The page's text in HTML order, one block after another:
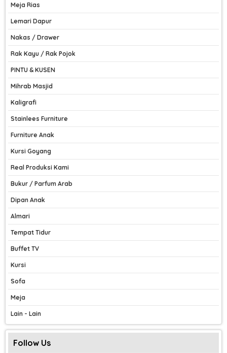
Meja Rias
Lemari Dapur
Nakas / Drawer
Rak Kayu / Rak Pojok
PINTU & KUSEN
Mihrab Masjid
Kaligrafi
Stainlees Furniture
Furniture Anak
Kursi Goyang
Real Produksi Kami
Bukur / Parfum Arab
Dipan Anak
Almari
Tempat Tidur
Buffet TV
Kursi
Sofa
Meja
Lain - Lain
Follow Us